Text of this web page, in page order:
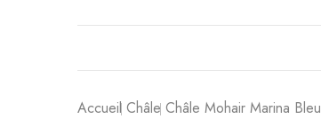
Accueil Châle Châle Mohair Marina Bleu